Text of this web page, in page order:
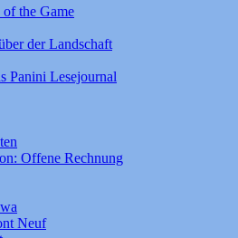
the Game
der Landschaft
Panini Lesejournal
Offene Rechnung
Neuf